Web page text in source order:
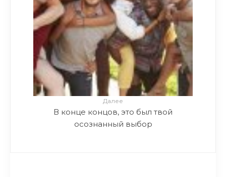
Далее
В конце концов, это был твой
осознанный выбор